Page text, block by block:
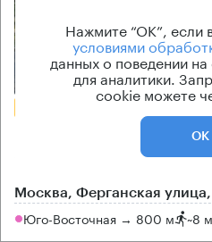
Ферганская 12
Москва, Ферганская улица,
Юго-Восточная → 800 м ~8
Нажмите “ОК”, если
условиями
данных о поведении
для аналитики.
cookie можете
ОК